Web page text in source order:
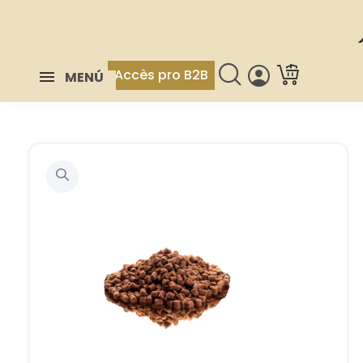
MENÚ Accès pro B2B